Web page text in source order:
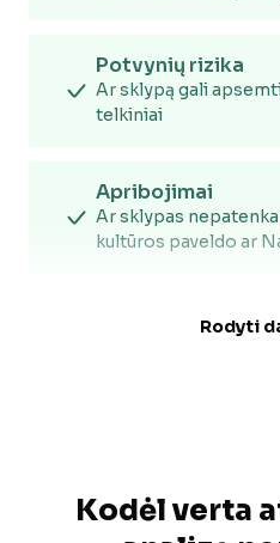
Potvynių rizika
Ar sklypą gali
telkiniai
Apribojimai
Ar sklypas
kultūros paveldo ar
Saulės
Namo orientacijai ir
Rodyti
Kodėl verta